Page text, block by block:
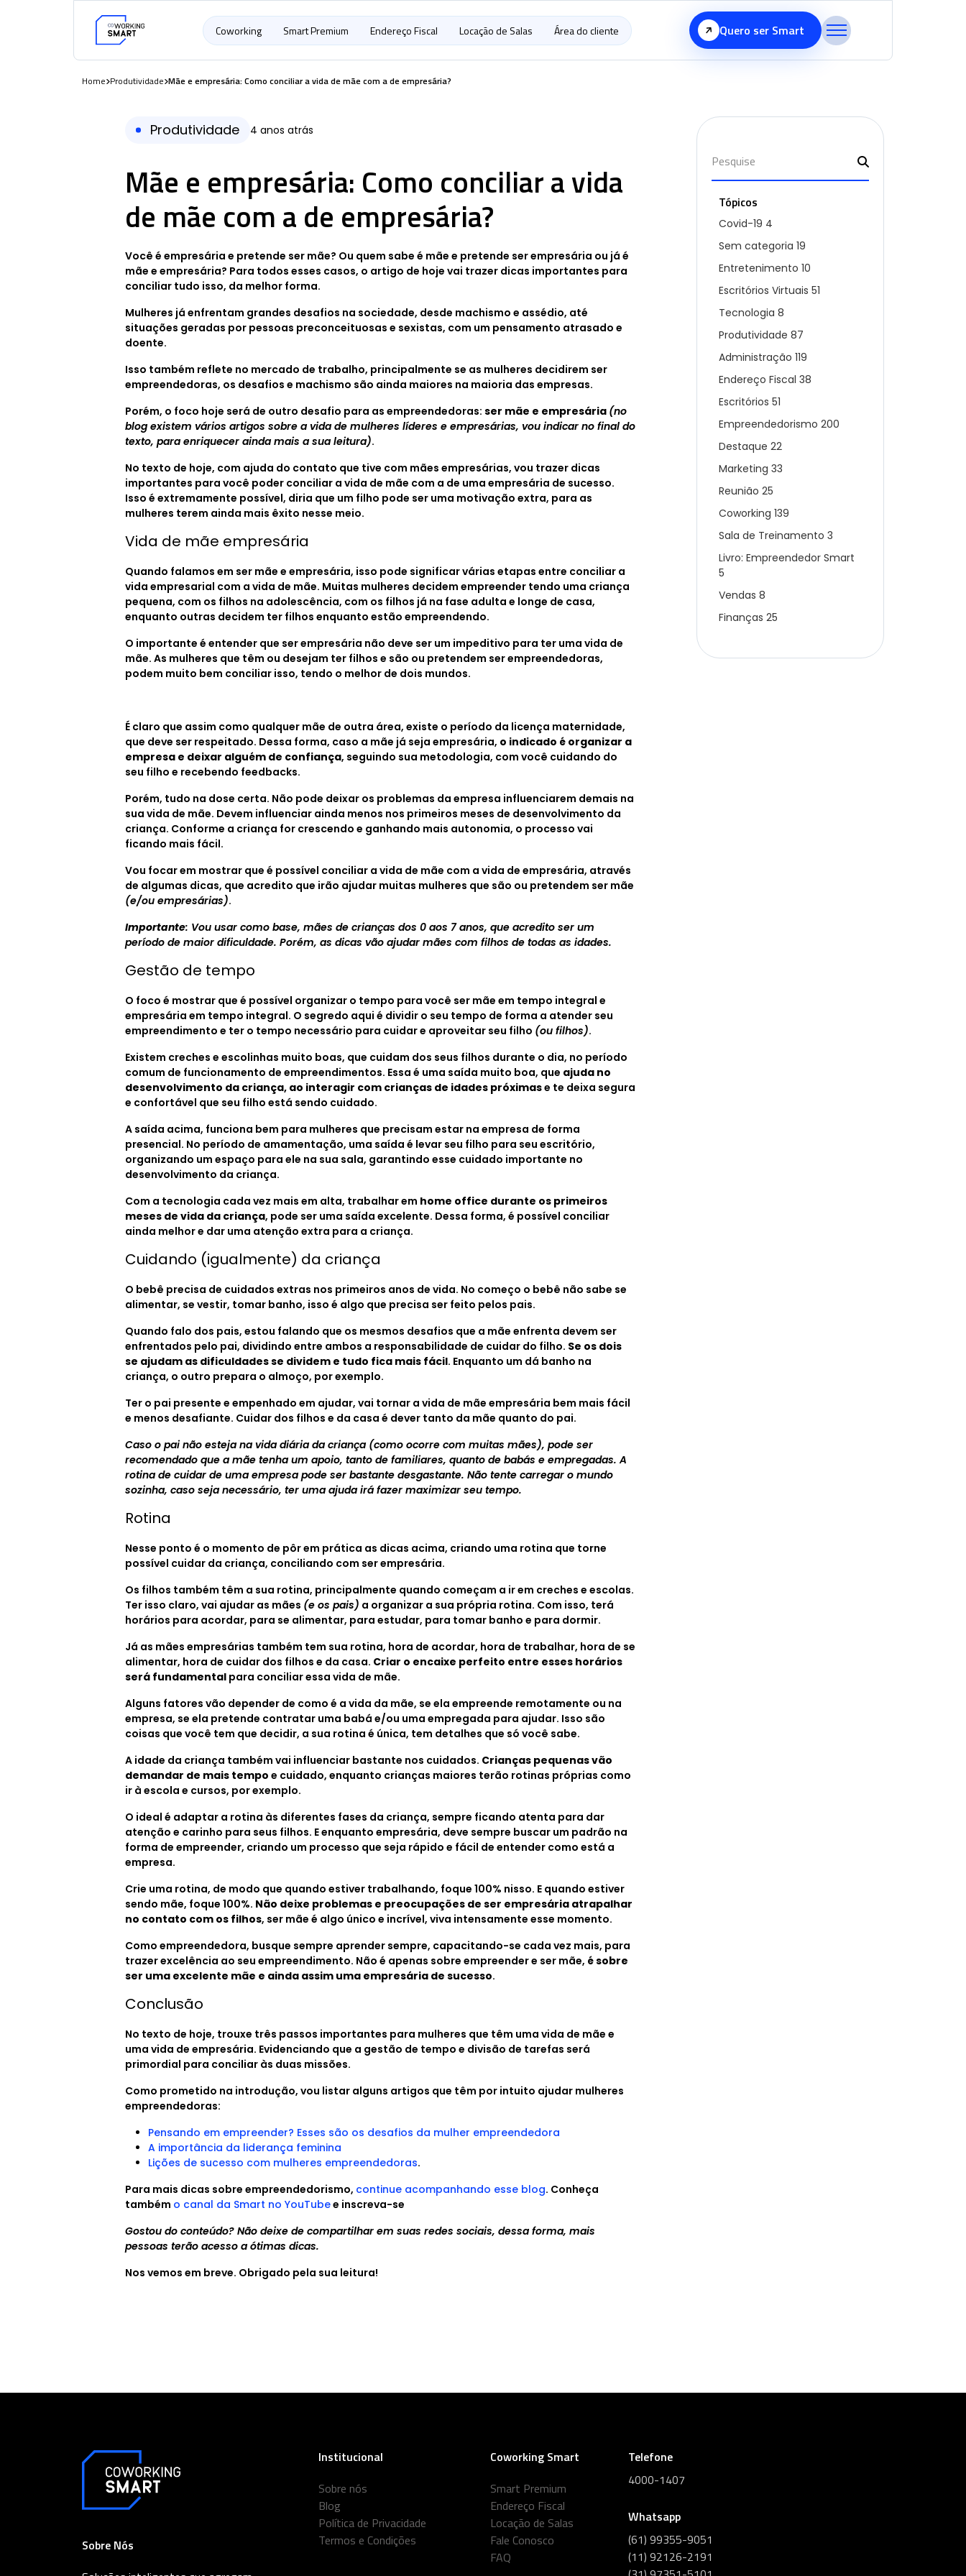
Coworking Smart Premium Endereço Fiscal Locação de Salas Área do cliente Quero ser Smart
Home Produtividade Mãe e empresária: Como conciliar a vida de mãe com a de empresária?
Produtividade 4 anos atrás
Mãe e empresária: Como conciliar a vida
de mãe com a de empresária?
Você é empresária e pretende ser mãe? Ou quem sabe é mãe e pretende ser empresária ou já é
mãe e empresária? Para todos esses casos, o artigo de hoje vai trazer dicas importantes para
conciliar tudo isso, da melhor forma.
Mulheres já enfrentam grandes desafios na sociedade, desde machismo e assédio, até
situações geradas por pessoas preconceituosas e sexistas, com um pensamento atrasado e
doente.
Isso também reflete no mercado de trabalho, principalmente se as mulheres decidirem ser
empreendedoras, os desafios e machismo são ainda maiores na maioria das empresas.
Porém, o foco hoje será de outro desafio para as empreendedoras: ser mãe e empresária (no
blog existem vários artigos sobre a vida de mulheres líderes e empresárias, vou indicar no final do
texto, para enriquecer ainda mais a sua leitura).
No texto de hoje, com ajuda do contato que tive com mães empresárias, vou trazer dicas
importantes para você poder conciliar a vida de mãe com a de uma empresária de sucesso.
Isso é extremamente possível, diria que um filho pode ser uma motivação extra, para as
mulheres terem ainda mais êxito nesse meio.
Vida de mãe empresária
Quando falamos em ser mãe e empresária, isso pode significar várias etapas entre conciliar a
vida empresarial com a vida de mãe. Muitas mulheres decidem empreender tendo uma criança
pequena, com os filhos na adolescência, com os filhos já na fase adulta e longe de casa,
enquanto outras decidem ter filhos enquanto estão empreendendo.
O importante é entender que ser empresária não deve ser um impeditivo para ter uma vida de
mãe. As mulheres que têm ou desejam ter filhos e são ou pretendem ser empreendedoras,
podem muito bem conciliar isso, tendo o melhor de dois mundos.
É claro que assim como qualquer mãe de outra área, existe o período da licença maternidade,
que deve ser respeitado. Dessa forma, caso a mãe já seja empresária, o indicado é organizar a
empresa e deixar alguém de confiança, seguindo sua metodologia, com você cuidando do
seu filho e recebendo feedbacks.
Porém, tudo na dose certa. Não pode deixar os problemas da empresa influenciarem demais na
sua vida de mãe. Devem influenciar ainda menos nos primeiros meses de desenvolvimento da
criança. Conforme a criança for crescendo e ganhando mais autonomia, o processo vai
ficando mais fácil.
Vou focar em mostrar que é possível conciliar a vida de mãe com a vida de empresária, através
de algumas dicas, que acredito que irão ajudar muitas mulheres que são ou pretendem ser mãe
(e/ou empresárias).
Importante: Vou usar como base, mães de crianças dos 0 aos 7 anos, que acredito ser um
período de maior dificuldade. Porém, as dicas vão ajudar mães com filhos de todas as idades.
Gestão de tempo
O foco é mostrar que é possível organizar o tempo para você ser mãe em tempo integral e
empresária em tempo integral. O segredo aqui é dividir o seu tempo de forma a atender seu
empreendimento e ter o tempo necessário para cuidar e aproveitar seu filho (ou filhos).
Existem creches e escolinhas muito boas, que cuidam dos seus filhos durante o dia, no período
comum de funcionamento de empreendimentos. Essa é uma saída muito boa, que ajuda no
desenvolvimento da criança, ao interagir com crianças de idades próximase te deixa segura
e confortável que seu filho está sendo cuidado.
A saída acima, funciona bem para mulheres que precisam estar na empresa de forma
presencial. No período de amamentação, uma saída é levar seu filho para seu escritório,
organizando um espaço para ele na sua sala, garantindo esse cuidado importante no
desenvolvimento da criança.
Com a tecnologia cada vez mais em alta, trabalhar em home office durante os primeiros
meses de vida da criança, pode ser uma saída excelente. Dessa forma, é possível conciliar
ainda melhor e dar uma atenção extra para a criança.
Cuidando (igualmente) da criança
O bebê precisa de cuidados extras nos primeiros anos de vida. No começo o bebê não sabe se
alimentar, se vestir, tomar banho, isso é algo que precisa ser feito pelos pais.
Quando falo dos pais, estou falando que os mesmos desafios que a mãe enfrenta devem ser
enfrentados pelo pai, dividindo entre ambos a responsabilidade de cuidar do filho. Se os dois
se ajudam as dificuldades se dividem e tudo fica mais fácil. Enquanto um dá banho na
criança, o outro prepara o almoço, por exemplo.
Ter o pai presente e empenhado em ajudar, vai tornar a vida de mãe empresária bem mais fácil
e menos desafiante. Cuidar dos filhos e da casa é dever tanto da mãe quanto do pai.
Caso o pai não esteja na vida diária da criança (como ocorre com muitas mães), pode ser
recomendado que a mãe tenha um apoio, tanto de familiares, quanto de babás e empregadas. A
rotina de cuidar de uma empresa pode ser bastante desgastante. Não tente carregar o mundo
sozinha, caso seja necessário, ter uma ajuda irá fazer maximizar seu tempo.
Rotina
Nesse ponto é o momento de pôr em prática as dicas acima, criando uma rotina que torne
possível cuidar da criança, conciliando com ser empresária.
Os filhos também têm a sua rotina, principalmente quando começam a ir em creches e escolas.
Ter isso claro, vai ajudar as mães (e os pais) a organizar a sua própria rotina. Com isso, terá
horários para acordar, para se alimentar, para estudar, para tomar banho e para dormir.
Já as mães empresárias também tem sua rotina, hora de acordar, hora de trabalhar, hora de se
alimentar, hora de cuidar dos filhos e da casa. Criar o encaixe perfeito entre esses horários
será fundamental para conciliar essa vida de mãe.
Alguns fatores vão depender de como é a vida da mãe, se ela empreende remotamente ou na
empresa, se ela pretende contratar uma babá e/ou uma empregada para ajudar. Isso são
coisas que você tem que decidir, a sua rotina é única, tem detalhes que só você sabe.
A idade da criança também vai influenciar bastante nos cuidados. Crianças pequenas vão
demandar de mais tempo e cuidado, enquanto crianças maiores terão rotinas próprias como
ir à escola e cursos, por exemplo.
O ideal é adaptar a rotina às diferentes fases da criança, sempre ficando atenta para dar
atenção e carinho para seus filhos. E enquanto empresária, deve sempre buscar um padrão na
forma de empreender, criando um processo que seja rápido e fácil de entender como está a
empresa.
Crie uma rotina, de modo que quando estiver trabalhando, foque 100% nisso. E quando estiver
sendo mãe, foque 100%. Não deixe problemas e preocupações de ser empresária atrapalhar
no contato com os filhos, ser mãe é algo único e incrível, viva intensamente esse momento.
Como empreendedora, busque sempre aprender sempre, capacitando-se cada vez mais, para
trazer excelência ao seu empreendimento. Não é apenas sobre empreender e ser mãe, é sobre
ser uma excelente mãe e ainda assim uma empresária de sucesso.
Conclusão
No texto de hoje, trouxe três passos importantes para mulheres que têm uma vida de mãe e
uma vida de empresária. Evidenciando que a gestão de tempo e divisão de tarefas será
primordial para conciliar às duas missões.
Como prometido na introdução, vou listar alguns artigos que têm por intuito ajudar mulheres
empreendedoras:
Pensando em empreender? Esses são os desafios da mulher empreendedora
A importância da liderança feminina
Lições de sucesso com mulheres empreendedoras.
Para mais dicas sobre empreendedorismo, continue acompanhando esse blog. Conheça
também o canal da Smart no YouTubee inscreva-se
Gostou do conteúdo? Não deixe de compartilhar em suas redes sociais, dessa forma, mais
pessoas terão acesso a ótimas dicas.
Nos vemos em breve. Obrigado pela sua leitura!
Tópicos
Covid-19 4
Sem categoria 19
Entretenimento 10
Escritórios Virtuais 51
Tecnologia 8
Produtividade 87
Administração 119
Endereço Fiscal 38
Escritórios 51
Empreendedorismo 200
Destaque 22
Marketing 33
Reunião 25
Coworking 139
Sala de Treinamento 3
Livro: Empreendedor Smart
5
Vendas 8
Finanças 25
Sobre Nós
Institucional
Sobre nós
Blog
Política de Privacidade
Termos e Condições
Coworking Smart
Smart Premium
Endereço Fiscal
Locação de Salas
Fale Conosco
FAQ
Telefone
4000-1407
Whatsapp
(61) 99355-9051
(11) 92126-2191